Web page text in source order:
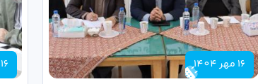
16 مهر 1404 16 مهر 1404